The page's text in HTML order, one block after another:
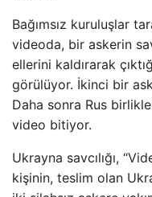
Bağımsız kuruluşlar
videoda, bir askerin
ellerini kaldırarak
görülüyor. İkinci bir
Daha sonra Rus
video bitiyor.
Ukrayna savcılığı,
kişinin, teslim olan